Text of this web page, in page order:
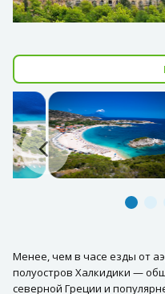
Менее, чем в часе езды от
полуостров Халкидики —
северной Греции и